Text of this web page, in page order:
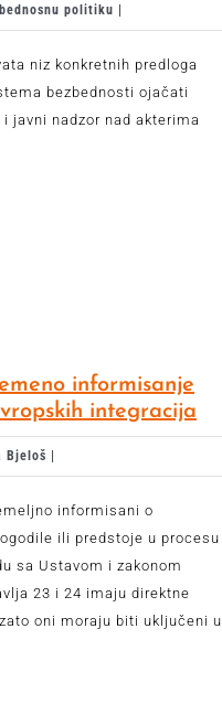
politiku |
niz konkretnih predloga
bezbednosti ojačati
javni nadzor nad akterima
informisanje
integracija
Bjeloš |
informisani o
ili predstoje u procesu
sa Ustavom i zakonom
23 i 24 imaju direktne
oni moraju biti uključeni u